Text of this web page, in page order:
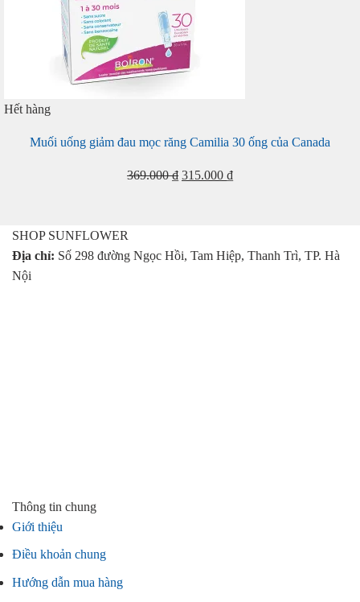
Hết hàng
Muối uống giảm đau mọc răng Camilia 30 ống của Canada
369.000₫ Giá
315.000 ₫Giá
315.000 ₫.
SHOP SUNFLOWER
Địa chỉ: Số 298 đường Ngọc Hồi, Tam Hiệp, Thanh Trì, TP. Hà
Nội
Thông tin chung
Giới thiệu
Điều khoản chung
Hướng dẫn mua hàng